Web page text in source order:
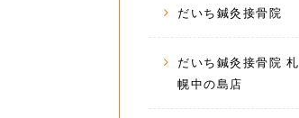
だいち鍼灸接骨院
だいち鍼灸接骨院 札
幌中の島店